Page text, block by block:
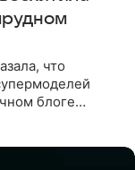
что
блоге